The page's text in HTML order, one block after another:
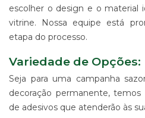
ESTAMPARIA
TECIDO
CORRIDO
CENTRALIZADO
ESTAMPARIA
DIGITAL
DE
PRODUTO
escolher o design e o material
vitrine. Nossa equipe está
etapa do processo.
Variedade de Opções:
Seja para uma campanha
decoração permanente,
de adesivos que atenderão às